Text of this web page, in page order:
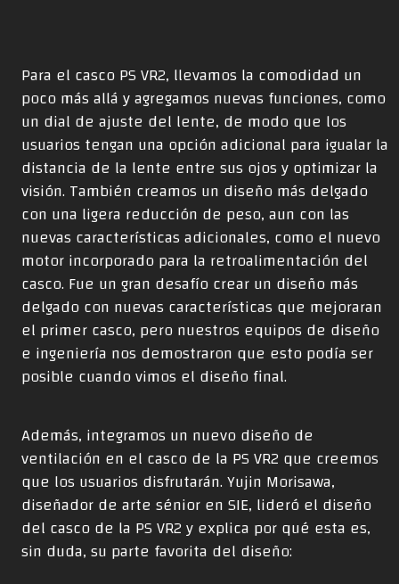
Para el casco PS VR2, llevamos la comodidad un
poco más allá y agregamos nuevas funciones, como
un dial de ajuste del lente, de modo que los
usuarios tengan una opción adicional para igualar la
distancia de la lente entre sus ojos y optimizar la
visión. También creamos un diseño más delgado
con una ligera reducción de peso, aun con las
nuevas características adicionales, como el nuevo
motor incorporado para la retroalimentación del
casco. Fue un gran desafío crear un diseño más
delgado con nuevas características que mejoraran
el primer casco, pero nuestros equipos de diseño
e ingeniería nos demostraron que esto podía ser
posible cuando vimos el diseño final.
Además, integramos un nuevo diseño de
ventilación en el casco de la PS VR2 que creemos
que los usuarios disfrutarán. Yujin Morisawa,
diseñador de arte sénior en SIE, lideró el diseño
del casco de la PS VR2 y explica por qué esta es,
sin duda, su parte favorita del diseño: